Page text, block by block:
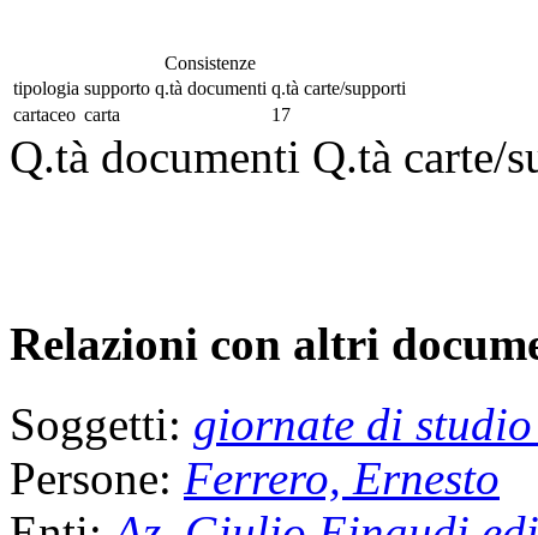
Consistenze
tipologia supporto q.tà documenti q.tà carte/supporti
cartaceo carta 17
Q.tà documenti Q.tà carte/
Relazioni con altri
Soggetti: giornate di
Persone: Ferrero, Ernesto